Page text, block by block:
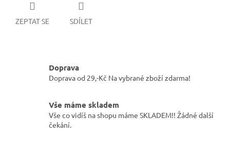
ZEPTAT SE SDÍLET
Doprava
Doprava od 29,-Kč Na vybrané zboží zdarma!
Vše máme skladem
Vše co vidíš na shopu máme SKLADEM!! Žádné další
čekání.